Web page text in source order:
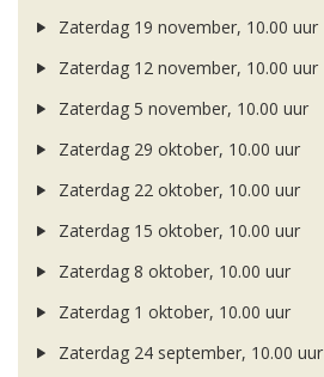
Zaterdag 19 november, 10.00 uur
Zaterdag 12 november, 10.00 uur
Zaterdag 5 november, 10.00 uur
Zaterdag 29 oktober, 10.00 uur
Zaterdag 22 oktober, 10.00 uur
Zaterdag 15 oktober, 10.00 uur
Zaterdag 8 oktober, 10.00 uur
Zaterdag 1 oktober, 10.00 uur
Zaterdag 24 september, 10.00 uur